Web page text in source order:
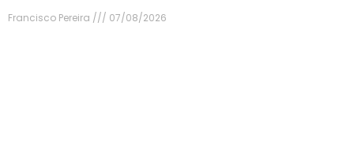
Francisco Pereira
07/08/2026